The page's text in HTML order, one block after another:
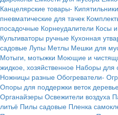
Канцелярские товары- Кипятильники
пневматические для тачек
посадочные Корнеудалители Косы
Культиваторы ручные Кухонная
садовые Лупы Метлы Мешки для
Мотыги, мотыжки Моющие и
жидкое, хозяйственное Наборы для
Ножницы разные Обогреватели-
Опоры для поддержки веток
Органайзеры Освежители воздуха
литьё Пилы садовые Пленка